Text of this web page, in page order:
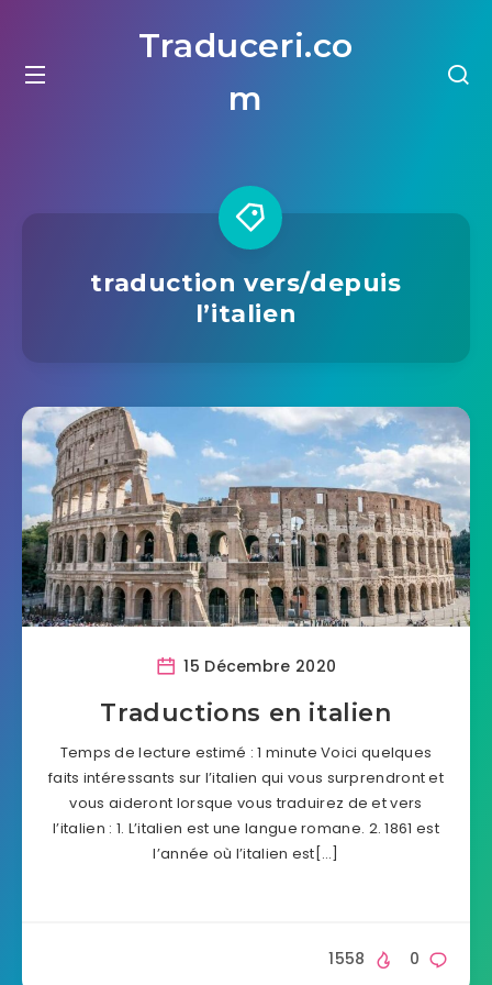
Traduceri.co
m
traduction vers/depuis
l’italien
15 Décembre 2020
Traductions en italien
Temps de lecture estimé : 1 minute Voici quelques
faits intéressants sur l’italien qui vous surprendront et
vous aideront lorsque vous traduirez de et vers
l’italien : 1. L’italien est une langue romane. 2. 1861 est
l’année où l’italien est[…]
0
1558